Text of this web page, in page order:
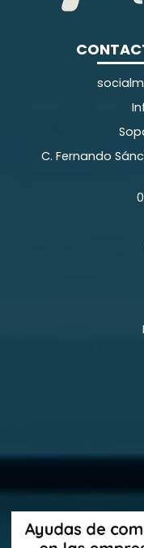
C. Fernando